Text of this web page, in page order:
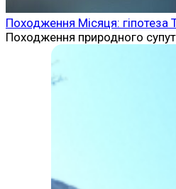
Походження Місяця: гіпотеза
Походження природного